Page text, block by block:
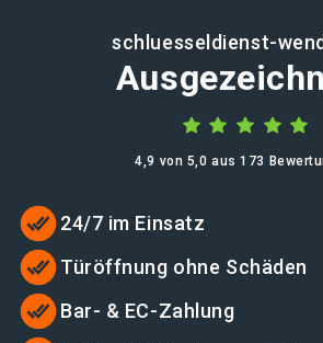
schluesseldienst-
4,9 von 5,0 aus 173
24/7 im Einsatz
Türöffnung ohne Schäden
Bar- & EC-Zahlung